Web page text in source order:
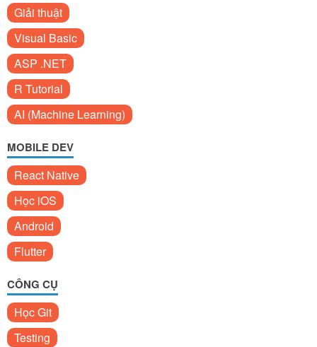
Giải thuật
Visual Basic
ASP .NET
R Tutorial
AI (Machine Learning)
MOBILE DEV
React Native
Học iOS
Android
Flutter
CÔNG CỤ
Học Git
Testing